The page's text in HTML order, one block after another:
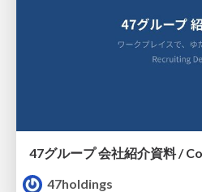
47グループ 会社紹介資料 /
47holdings